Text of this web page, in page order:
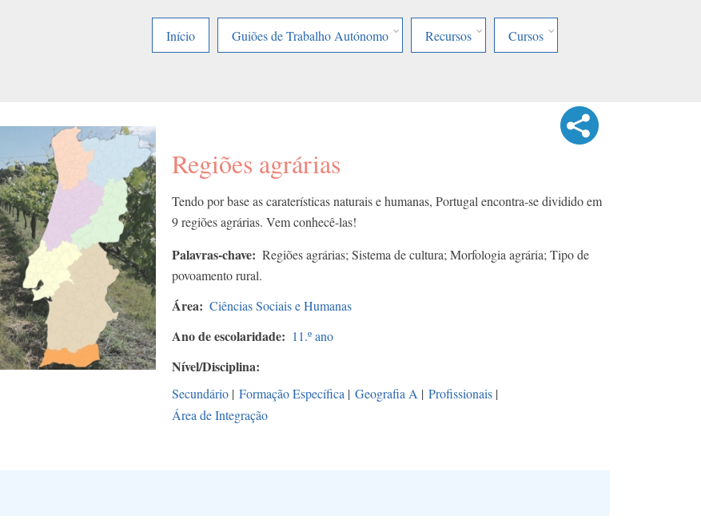
Início
Guiões de Trabalho Autónomo Recursos Cursos
Regiões agrárias
Tendo por base as caraterísticas naturais e humanas, Portugal encontra-se dividido em
9 regiões agrárias. Vem conhecê-las!
Palavras-chave
Regiões agrárias; Sistema de cultura; Morfologia agrária; Tipo de
povoamento rural.
Área Ciências Sociais e Humanas
Ano de escolaridade 11.º ano
Nível/Disciplina
Secundário | Formação Específica | Geografia A | Profissionais |
Área de Integração